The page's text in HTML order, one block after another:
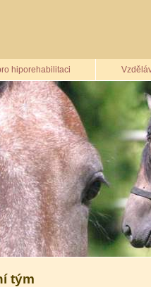
hiporehabilitaci
tým